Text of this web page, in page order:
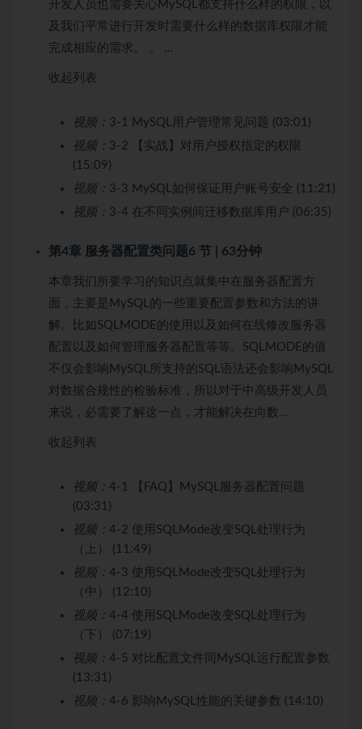
开发人员也需要关心MySQL都支持什么样的权限，以
及我们平常进行开发时需要什么样的数据库权限才能
完成相应的需求。 。 …
收起列表
视频： 3-1 MySQL用户管理常见问题 (03:01)
视频： 3-2 【实战】对用户授权指定的权限
(15:09)
视频： 3-3 MySQL如何保证用户账号安全 (11:21)
视频： 3-4 在不同实例间迁移数据库用户 (06:35)
第4章 服务器配置类问题6 节 | 63分钟
本章我们所要学习的知识点就集中在服务器配置方
面，主要是MySQL的一些重要配置参数和方法的讲
解。比如SQLMODE的使用以及如何在线修改服务器
配置以及如何管理服务器配置等等。SQLMODE的值
不仅会影响MySQL所支持的SQL语法还会影响MySQL
对数据合规性的检验标准，所以对于中高级开发人员
来说，必需要了解这一点，才能解决在向数…
收起列表
视频： 4-1 【FAQ】MySQL服务器配置问题
(03:31)
视频： 4-2 使用SQLMode改变SQL处理行为
（上） (11:49)
视频： 4-3 使用SQLMode改变SQL处理行为
（中） (12:10)
视频： 4-4 使用SQLMode改变SQL处理行为
（下） (07:19)
视频： 4-5 对比配置文件同MySQL运行配置参数
(13:31)
视频： 4-6 影响MySQL性能的关键参数 (14:10)